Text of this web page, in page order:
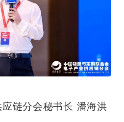
链分会秘书长 潘海洪